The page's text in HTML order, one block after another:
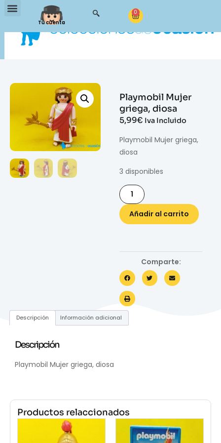
Tu cuenta
0
Playmobil Mujer
griega, diosa
5,99€ Iva Incluido
Playmobil Mujer griega,
diosa
3 disponibles
Añadir al carrito
Comparte:
Descripción Información adicional
Descripción
Playmobil Mujer griega, diosa
Productos relaccionados